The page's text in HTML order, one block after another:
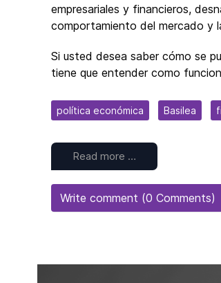
empresariales y financieros,
comportamiento del mercado y
Si usted desea saber cómo se
tiene que entender como
política económica Basilea
Read more …
Write comment (0 Comments)